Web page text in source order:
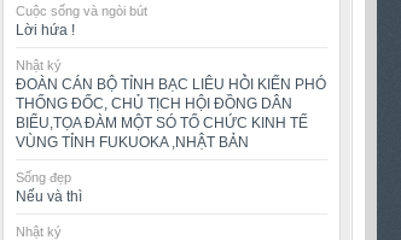
Cuộc sống và ngòi bút
Lời hứa !
Nhật ký
ĐOÀN CÁN BỘ TỈNH BẠC LIÊU HỎ̀I KIẾN PHÓ
THỐNG ĐỐC, CHỦ TỊCH HỘI ĐỒNG DÂN
BIỂU,TỌA ĐÀM MỘT SÓ TỔ CHỨC KINH TẾ
VÙNG TỈNH FUKUOKA ,NHẬT BẢN
Sống đẹp
Nếu và thì
Nhật ký